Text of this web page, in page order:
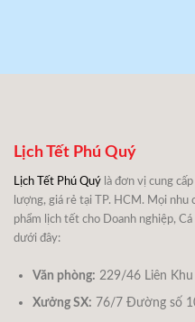
Lịch Tết Phú Quý
Lịch Tết Phú Quý là đơn vị cung
lượng, giá rẻ tại TP. HCM. Mọi nhu
phẩm lịch tết cho Doanh nghiệp,
dưới đây:
Văn phòng: 229/46 Liên Khu
Xưởng SX: 76/7 Đường số